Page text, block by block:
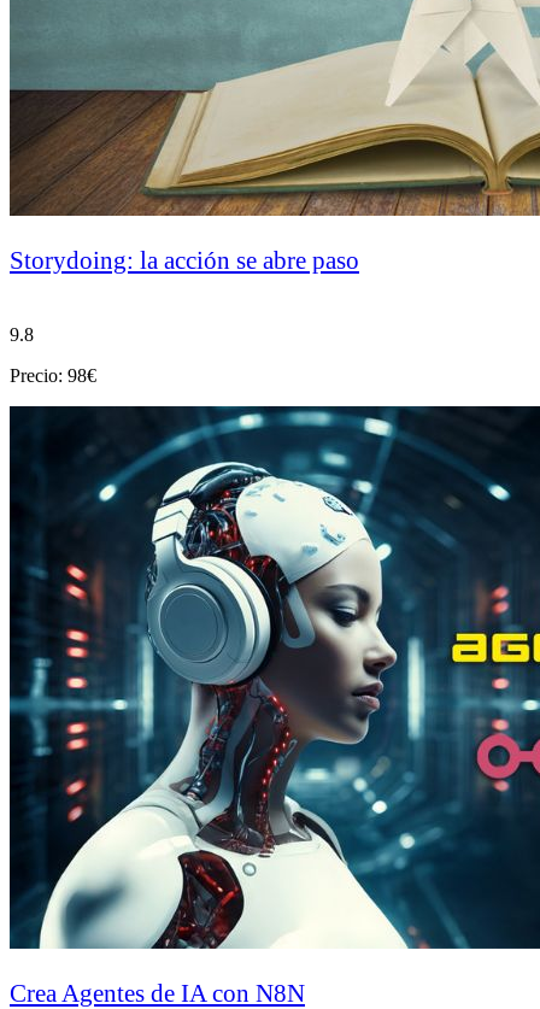
Storydoing: la acción se abre paso
9.8
Precio: 98€
Crea Agentes de IA con N8N